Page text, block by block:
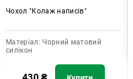
Чохол "Колаж написів"
Матеріал: Чорний матовий
силікон